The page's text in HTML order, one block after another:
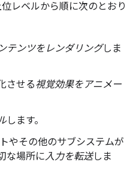
レベルから順に次のとおり
テンツをレンダリングしま
させる視覚効果をアニメー
します。
やその他のサブシステムが
な場所に入力を転送しま